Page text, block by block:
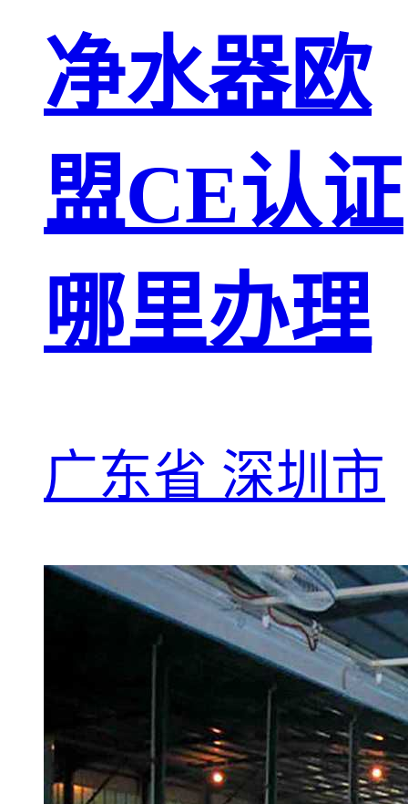
净水器欧
盟CE认证
哪里办理
广东省 深圳市